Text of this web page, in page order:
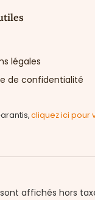
légales
de confidentialité
cliquez ici pour
affichés hors